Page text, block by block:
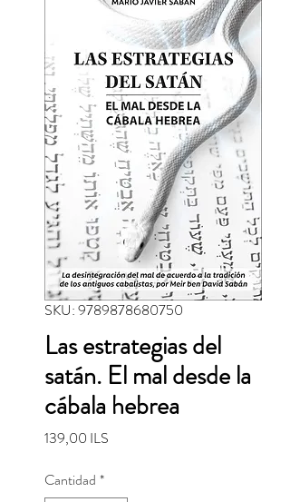
SKU: 9789878680750
Las estrategias del
satán. El mal desde la
cábala hebrea
139,00 ILS
Cantidad *